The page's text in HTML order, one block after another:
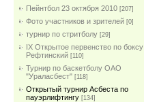
Пейнтбол 23 октября 2010 [207]
Фото участников и зрителей [0]
турнир по стритболу [29]
IX Открытое первенство по боксу
Рефтинский [110]
Турнир по баскетболу ОАО
"Ураласбест" [118]
Открытый турнир Асбеста по
пауэрлифтингу [134]